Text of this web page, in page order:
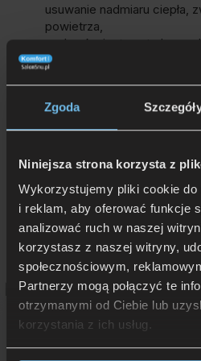
Zgoda
Niniejsza strona korzysta z
Wykorzystujemy pliki cookie
i reklam, aby oferować funkcje
analizować ruch w naszej
korzystasz z naszej witryny,
społecznościowym,
Partnerzy mogą połączyć te
otrzymanymi od Ciebie lub
korzystania z ich usług.
usuwanie nadmiaru ciepła,
powietrza,
poduszka jest neutralna
dostępna w ekonomicznym
Wypełnienie warto regularnie
Więcej
Więcej z kategorii
Poduszka TEMPUR Multi